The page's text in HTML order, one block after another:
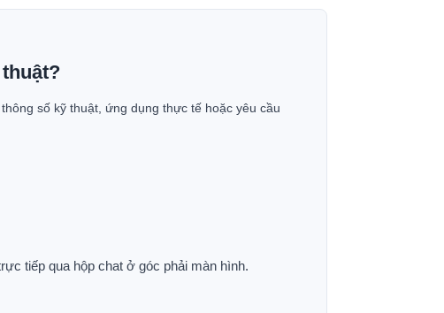
số kỹ thuật, ứng dụng thực tế hoặc yêu cầu
tiếp qua hộp chat ở góc phải màn hình.